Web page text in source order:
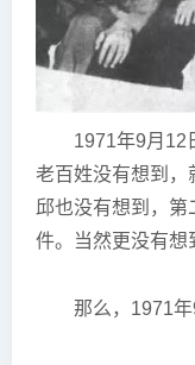
1971年9月12
老百姓没有想到，
邱也没有想到，
件。当然更没有想
那么，1971